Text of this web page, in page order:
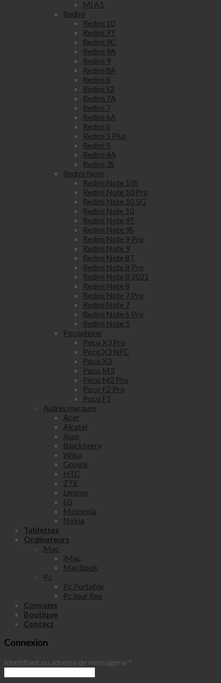
Mi A1
Redmi
Redmi 10
Redmi 9T
Redmi 9C
Redmi 9A
Redmi 9
Redmi 8A
Redmi 8
Redmi S2
Redmi 7A
Redmi 7
Redmi 6A
Redmi 6
Redmi 5 Plus
Redmi 5
Redmi 4A
Redmi 3S
Redmi Note
Redmi Note 10S
Redmi Note 10 Pro
Redmi Note 10 5G
Redmi Note 10
Redmi Note 9T
Redmi Note 9S
Redmi Note 9 Pro
Redmi Note 9
Redmi Note 8T
Redmi Note 8 Pro
Redmi Note 8 2021
Redmi Note 8
Redmi Note 7 Pro
Redmi Note 7
Redmi Note 6 Pro
Redmi Note 5
Pocophone
Poco X3 Pro
Poco X3 NFC
Poco X3
Poco M3
Poco M2 Pro
Poco F2 Pro
Poco F1
Autres marques
Acer
Alcatel
Asus
Blackberry
Wiko
Google
HTC
ZTE
Lenovo
LG
Motorola
Nokia
Tablettes
Ordinateurs
Mac
iMac
MacBook
Pc
Pc Portable
Pc tour fixe
Consoles
Boutique
Contact
Connexion
Identifiant ou adresse de messagerie *